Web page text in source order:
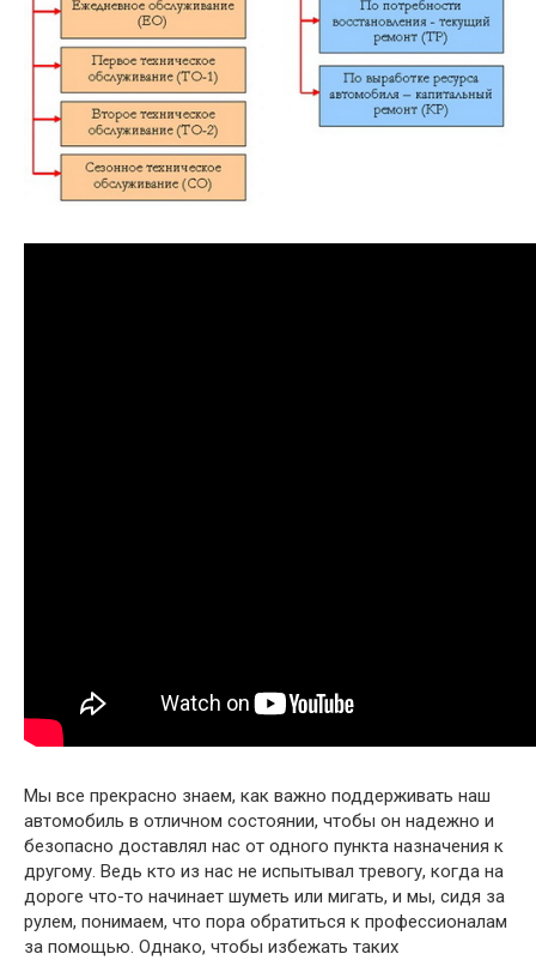
Мы все прекрасно знаем, как важно поддерживать наш
автомобиль в отличном состоянии, чтобы он надежно и
безопасно доставлял нас от одного пункта назначения к
другому. Ведь кто из нас не испытывал тревогу, когда на
дороге что-то начинает шуметь или мигать, и мы, сидя за
рулем, понимаем, что пора обратиться к профессионалам
за помощью. Однако, чтобы избежать таких